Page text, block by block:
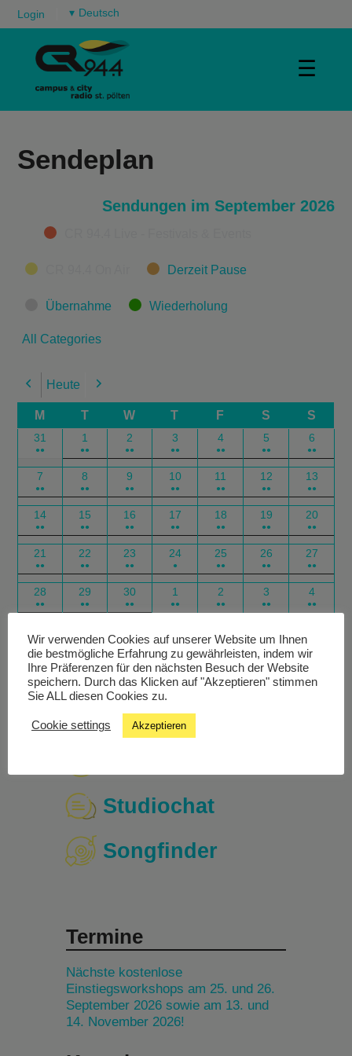
Login ▾
☰
Sendeplan
Sendungen im September 2026
Categories
Derzeit Pause
Übernahme Wiederholung
All Categories
Previous
Heute Next
M T W T F S S
31
●●
1
●●
2
●●
3
●●
4
●●
5
●●
6
●●
7
●●
8
●●
9
●●
10
●●
11
●●
12
●●
13
●●
14
●●
15
●●
16
●●
17
●●
18
●●
19
●●
20
●●
21
●●
22
●●
23
●●
24
●
25
●●
26
●●
27
●●
28
●●
29
●●
30
●●
1
●●
2
●●
3
●●
4
●●
Subscribe
in
Google
Subscribe
in
Outlook
Export
for
Google
Export
for
Outlook
Studiochat
Songfinder
Termine
Nächste kostenlose
Einstiegsworkshops am 25. und 26.
September 2026 sowie am 13. und
14. November 2026!
Wir verwenden Cookies auf unserer Website um Ihnen
die bestmögliche Erfahrung zu gewährleisten, indem wir
Ihre Präferenzen für den nächsten Besuch der Website
speichern. Durch das Klicken auf "Akzeptieren" stimmen
Sie ALL diesen Cookies zu.
Cookie settings Akzeptieren